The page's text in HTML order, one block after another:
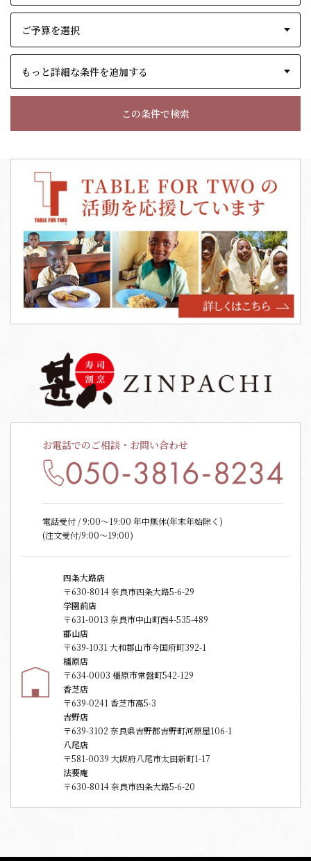
もっと詳細な条件を追加する
この条件で検索
お電話でのご相談・お問い合わせ
電話受付 / 9:00〜19:00 年中無休(年末年始除く)
(注文受付/9:00～19:00)
四条大路店
〒630-8014 奈良市四条大路5-6-29
学園前店
〒631-0013 奈良市中山町西4-535-489
郡山店
〒639-1031 大和郡山市今国府町392-1
橿原店
〒634-0003 橿原市常盤町542-129
香芝店
〒639-0241 香芝市高5-3
吉野店
〒639-3102 奈良県吉野郡吉野町河原屋106-1
八尾店
〒581-0039 大阪府八尾市太田新町1-17
法要庵
〒630-8014 奈良市四条大路5-6-20